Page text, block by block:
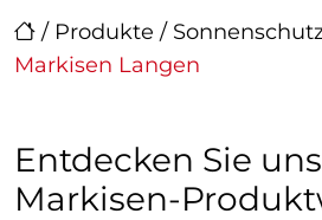
/ Produkte /
Markisen Langen
Entdecken Sie
Markisen-